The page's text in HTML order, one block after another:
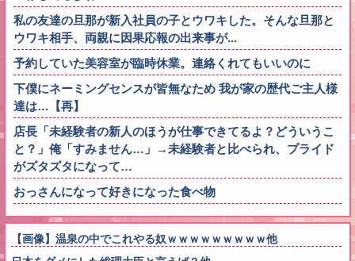
私の友達の旦那が新入社員の子とウワキした。そんな旦那と
ウワキ相手、両親に因果応報の出来事が...
予約していた美容室が臨時休業。連絡くれてもいいのに
下僕にネーミングセンスが皆無なため 我が家の歴代ご主人様
達は…【再】
店長「未経験者の新人のほうが仕事できてるよ？どういうこ
と？」俺「すみません…」→未経験者と比べられ、プライド
がズタズタになって…
おっさんになって好きになった食べ物
【画像】温泉の中でこれやる奴ｗｗｗｗｗｗｗｗｗ他